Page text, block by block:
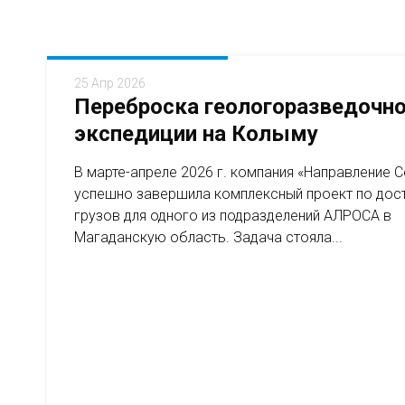
25 Апр 2026
Переброска
экспедиции на Колыму
В марте-апреле 2026 г. компания «Направление
успешно завершила комплексный проект по
грузов для одного из подразделений АЛРОСА в
Магаданскую область. Задача стояла...